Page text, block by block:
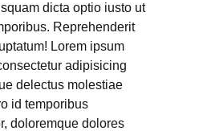
dicta optio iusto ut
Reprehenderit
Lorem ipsum
adipisicing
delectus molestiae
id temporibus
doloremque dolores